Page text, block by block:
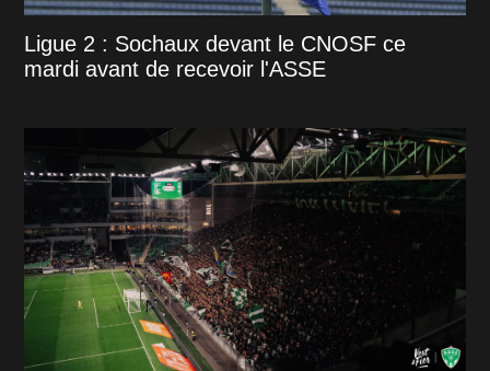
Ligue 2 : Sochaux devant le CNOSF ce
mardi avant de recevoir l'ASSE